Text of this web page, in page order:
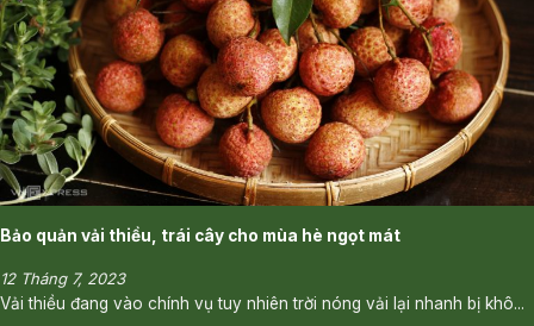
Bảo quản vải thiều, trái cây cho mùa hè ngọt mát
12 Tháng 7, 2023
Vải thiều đang vào chính vụ tuy nhiên trời nóng vải lại nhanh bị khô...